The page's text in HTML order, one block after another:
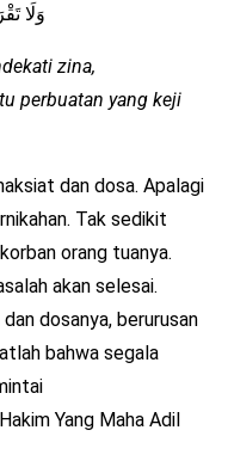
وَلَا
zina,
perbuatan yang keji
dan dosa. Apalagi
Tak sedikit
orang tuanya.
akan selesai.
dosanya, berurusan
bahwa segala
Yang Maha Adil